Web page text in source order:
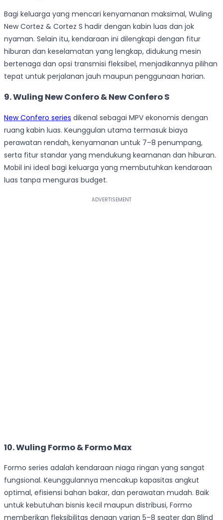
Bagi keluarga yang mencari kenyamanan maksimal, Wuling
New Cortez & Cortez S hadir dengan kabin luas dan jok
nyaman. Selain itu, kendaraan ini dilengkapi dengan fitur
hiburan dan keselamatan yang lengkap, didukung mesin
bertenaga dan opsi transmisi fleksibel, menjadikannya pilihan
tepat untuk perjalanan jauh maupun penggunaan harian.
9. Wuling New Confero & New Confero S
New Confero series dikenal sebagai MPV ekonomis dengan
ruang kabin luas. Keunggulan utama termasuk biaya
perawatan rendah, kenyamanan untuk 7–8 penumpang,
serta fitur standar yang mendukung keamanan dan hiburan.
Mobil ini ideal bagi keluarga yang membutuhkan kendaraan
luas tanpa menguras budget.
10. Wuling Formo & Formo Max
Formo series adalah kendaraan niaga ringan yang sangat
fungsional. Keunggulannya mencakup kapasitas angkut
optimal, efisiensi bahan bakar, dan perawatan mudah. Baik
untuk kebutuhan bisnis kecil maupun distribusi, Formo
memberikan fleksibilitas dengan varian 5–8 seater dan Blind